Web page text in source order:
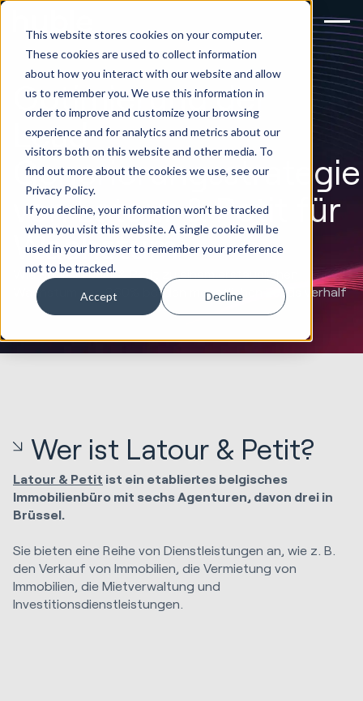
This website stores cookies on your computer.
These cookies are used to collect information
about how you interact with our website and allow
us to remember you. We use this information in
order to improve and customize your browsing
experience and for analytics and metrics about our
visitors both on this website and other media. To
find out more about the cookies we use, see our
Privacy Policy.
If you decline, your information won’t be tracked
when you visit this website. A single cookie will be
used in your browser to remember your preference
not to be tracked.
Accept Decline
Optimierung der
Lead-
Generierungsstrategie
von Latour & Petit für
Wachstum
Wie Huble Latour & Petit zu einem erstaunlichen
Wachstum von 860% bei den monatlichen Leads verhalf
Wer ist Latour & Petit?
Latour & Petit ist ein etabliertes belgisches
Immobilienbüro mit sechs Agenturen, davon drei in
Brüssel.
Sie bieten eine Reihe von Dienstleistungen an, wie z. B.
den Verkauf von Immobilien, die Vermietung von
Immobilien, die Mietverwaltung und
Investitionsdienstleistungen.